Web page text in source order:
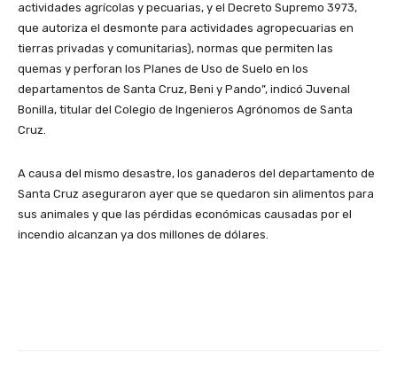
actividades agrícolas y pecuarias, y el Decreto Supremo 3973,
que autoriza el desmonte para actividades agropecuarias en
tierras privadas y comunitarias), normas que permiten las
quemas y perforan los Planes de Uso de Suelo en los
departamentos de Santa Cruz, Beni y Pando”, indicó Juvenal
Bonilla, titular del Colegio de Ingenieros Agrónomos de Santa
Cruz.
A causa del mismo desastre, los ganaderos del departamento de
Santa Cruz aseguraron ayer que se quedaron sin alimentos para
sus animales y que las pérdidas económicas causadas por el
incendio alcanzan ya dos millones de dólares.